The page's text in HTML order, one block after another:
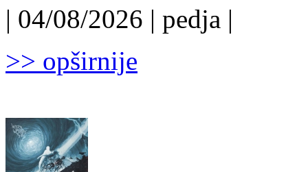
| 04/08/2026 | pedja |
>> opširnije